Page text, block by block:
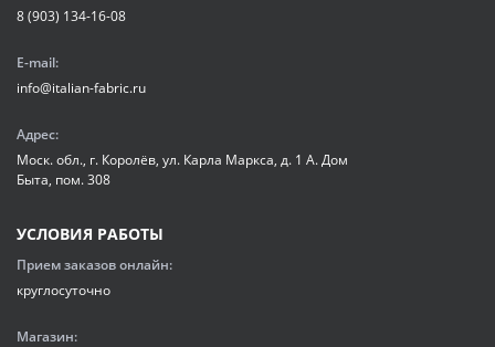
8 (903) 134-16-08
E-mail:
info@italian-fabric.ru
Адрес:
Моск. обл., г. Королёв, ул. Карла Маркса, д. 1 А. Дом
Быта, пом. 308
УСЛОВИЯ РАБОТЫ
Прием заказов онлайн:
круглосуточно
Магазин: